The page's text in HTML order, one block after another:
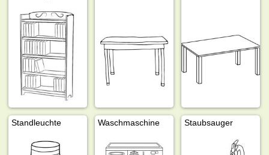
Standleuchte Waschmaschine Staubsauger